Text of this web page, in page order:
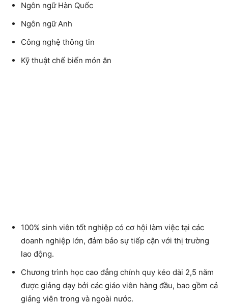
Ngôn ngữ Hàn Quốc
Ngôn ngữ Anh
Công nghệ thông tin
Kỹ thuật chế biến món ăn
100% sinh viên tốt nghiệp có cơ hội làm việc tại các
doanh nghiệp lớn, đảm bảo sự tiếp cận với thị trường
lao động.
Chương trình học cao đẳng chính quy kéo dài 2,5 năm
được giảng dạy bởi các giáo viên hàng đầu, bao gồm cả
giảng viên trong và ngoài nước.